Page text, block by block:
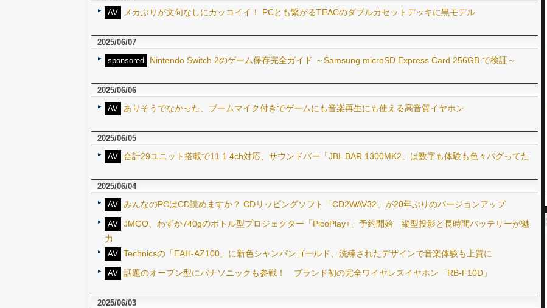
AV
メカぶりが文句なしにカッコイイ！ PCとも繋がるTEACのダブルカセットデッキに黒モデル
2025/06/07
sponsored
Nintendo Switch 2のゲーム保存完全ガイド ～Samsung microSD Express Card 256GB で検証～
2025/06/06
AV
ありそうでなかった、ブームマイク付きでゲームにも音楽再生にも使える高音質イヤホン
2025/06/05
AV 合計29ユニット搭載で11.1.4ch対応、サウンドバー「JBL BAR 1300MK2」は数字も体験も色々バグってた
2025/06/04
AV みんなのPCはCD読めますか？ CDリッピングソフト「CD2WAV32」が20年ぶりのバージョンアップ
AV JMGO、わずか740gのボトル型プロジェクター「PicoPlay+」予約開始 縦型投影と長時間バッテリーが魅
力
AV Technicsの「EAH-AZ100」に新色シャンパンゴールド、洗練されたデザインで音楽体験も上質に
AV 話題のオープン型にパナソニックも参戦！ ブランド初の完全ワイヤレスイヤホン「RB-F10D」
2025/06/03